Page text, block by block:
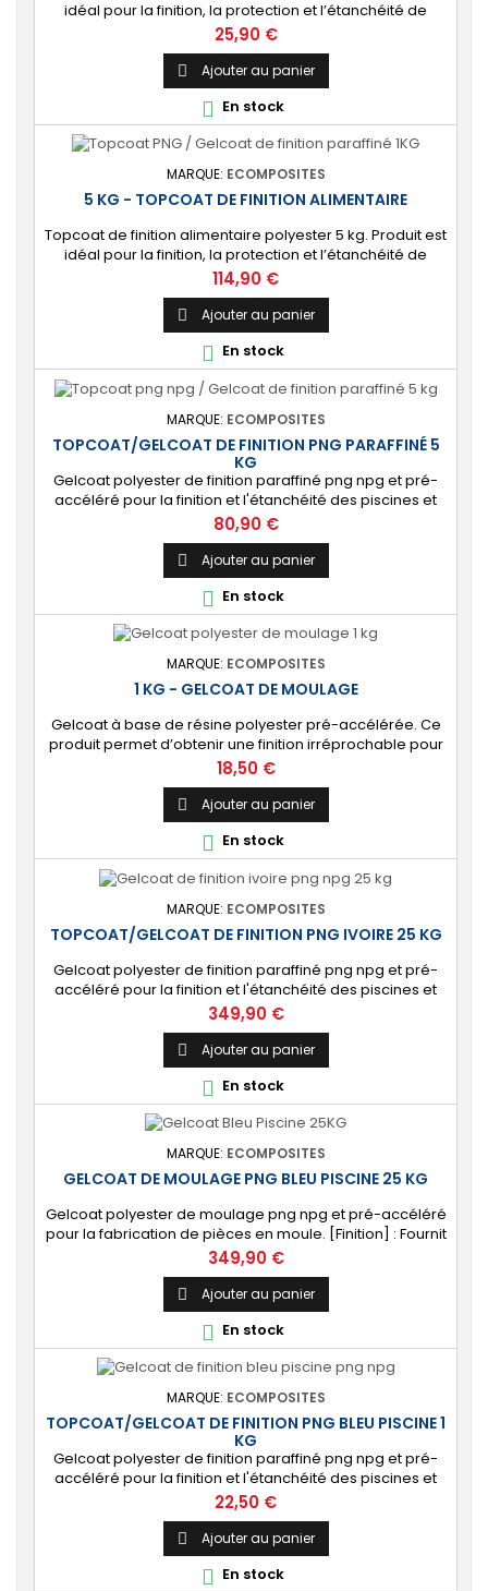
idéal pour la finition, la protection et l’étanchéité de
surfaces alimentaires. 🔝 [Contact alimentaire]
Protection aux propriétés alimentaires homologuées,
robuste contre les produits chimiques, les Uvs, et
l'humidité. ⚙️ [Facile à utiliser] Application simple avec un
rouleau enducteur, un...
Prix
25,90 €
 Ajouter au panier
 En stock
MARQUE: ECOMPOSITES
5 KG - TOPCOAT DE FINITION ALIMENTAIRE
Topcoat de finition alimentaire polyester 5 kg. Produit est
idéal pour la finition, la protection et l’étanchéité de
surfaces alimentaires. 🔝 [Contact alimentaire]
Protection aux propriétés alimentaires homologuées,
robuste contre les produits chimiques, les Uvs, et
l'humidité. ⚙️ [Facile à utiliser] Application simple avec un
rouleau enducteur, un...
Prix
114,90 €
 Ajouter au panier
 En stock
MARQUE: ECOMPOSITES
TOPCOAT/GELCOAT DE FINITION PNG PARAFFINÉ 5
KG
Gelcoat polyester de finition paraffiné png npg et pré-
accéléré pour la finition et l'étanchéité des piscines et
bassins. [Finition] : Fournit une couche extérieure lisse
brillante qualité immersion. [Étanche] : Étanchéifie votre
stratification résine et fibre de verre. Livré avec son
catalyseur PMEC 10 cl Couleurs : blanc, noir, incolore, vert,
nuances...
Prix
80,90 €
 Ajouter au panier
 En stock
MARQUE: ECOMPOSITES
1 KG - GELCOAT DE MOULAGE
Gelcoat à base de résine polyester pré-accélérée. Ce
produit permet d’obtenir une finition irréprochable pour
tout projet de fabrication de pièces composites en
moule : élément de carrosserie ou d’un bateau,
panneau plat, mobilier, objet d’art, etc. Couleur au choix.
🔝 [Finition de qualité] Fournit un revêtement à l’aspect
de surface parfaitement lisse,...
Prix
18,50 €
 Ajouter au panier
 En stock
MARQUE: ECOMPOSITES
TOPCOAT/GELCOAT DE FINITION PNG IVOIRE 25 KG
Gelcoat polyester de finition paraffiné png npg et pré-
accéléré pour la finition et l'étanchéité des piscines et
bassins. [Finition] : Fournit une couche extérieure lisse
brillante qualité immersion. [Étanche] : Étanchéifie votre
stratification résine et fibre de verre. Livré avec son
catalyseur PMEC 50 cl
Prix
349,90 €
 Ajouter au panier
 En stock
MARQUE: ECOMPOSITES
GELCOAT DE MOULAGE PNG BLEU PISCINE 25 KG
Gelcoat polyester de moulage png npg et pré-accéléré
pour la fabrication de pièces en moule. [Finition] : Fournit
un revêtement extérieur lisse qualité immersion.
[Étanche] : Étanchéifie votre stratification résine et fibre
de verre. Livré avec son catalyseur PMEC 50 cl
Prix
349,90 €
 Ajouter au panier
 En stock
MARQUE: ECOMPOSITES
TOPCOAT/GELCOAT DE FINITION PNG BLEU PISCINE 1
KG
Gelcoat polyester de finition paraffiné png npg et pré-
accéléré pour la finition et l'étanchéité des piscines et
bassins. [Finition] : Fournit une couche extérieure lisse
brillante qualité immersion. [Étanche] : Étanchéifie votre
stratification résine et fibre de verre. Livré avec son
catalyseur PMEC 2 cl
Prix
22,50 €
 Ajouter au panier
 En stock